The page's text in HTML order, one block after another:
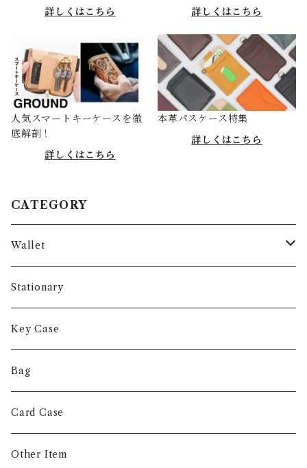
詳しくはこちら
詳しくはこちら
人気スマートキーケースを徹
底解剖！
詳しくはこちら
本革パスケース特集
詳しくはこちら
CATEGORY
Wallet
Long Wallet
Short Wallet
Coin Case
Money Clip
Stationary
Key Case
Bag
Card Case
Other Item